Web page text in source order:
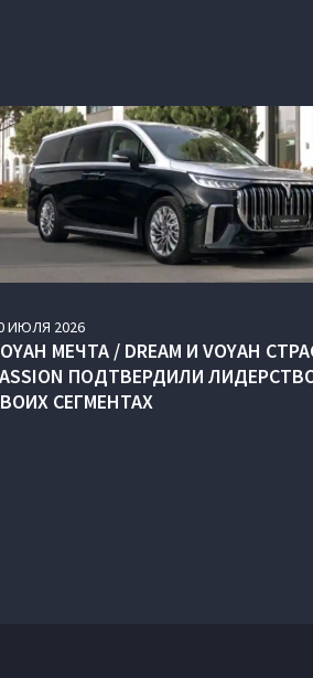
ИЮЛЯ 2026
МЕЧТА / DREAM И VOYAH
ПОДТВЕРДИЛИ
СЕГМЕНТАХ